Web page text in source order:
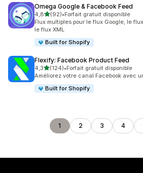
Omega Google & Facebook Feed
4,8étoile(s) sur 5
(92)
92 avis au total
•Forfait gratuit disponible
Flux multiples pour le flux Google, le
le flux XML
Built for Shopify
Flexify: Facebook Product Feed
4,3étoile(s) sur 5
(124)
124 avis au total
•Forfait gratuit disponible
Améliorez votre canal Facebook avec
Built for Shopify
1 2 3 4